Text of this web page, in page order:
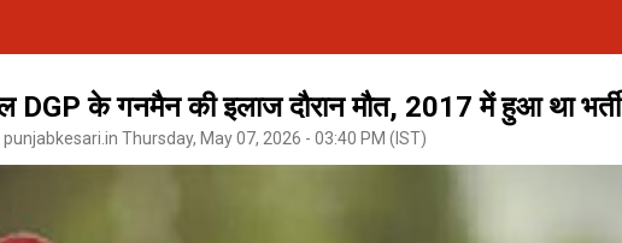
DGP के गनमैन की इलाज दौरान मौत, 2017 में हुआ था भर्ती
punjabkesari.in Thursday, May 07, 2026 - 03:40 PM (IST)